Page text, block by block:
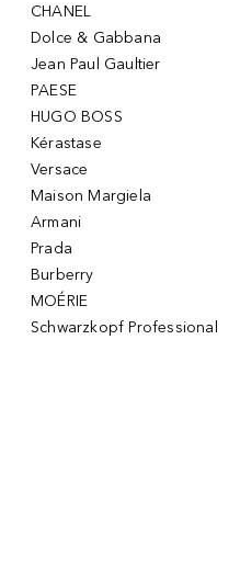
CHANEL
Dolce & Gabbana
Jean Paul Gaultier
PAESE
HUGO BOSS
Kérastase
Versace
Maison Margiela
Armani
Prada
Burberry
MOÉRIE
Schwarzkopf Professional